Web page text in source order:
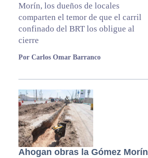
Morín, los dueños de locales
comparten el temor de que el carril
confinado del BRT los obligue al
cierre
Por Carlos Omar Barranco
Ahogan obras la Gómez Morín